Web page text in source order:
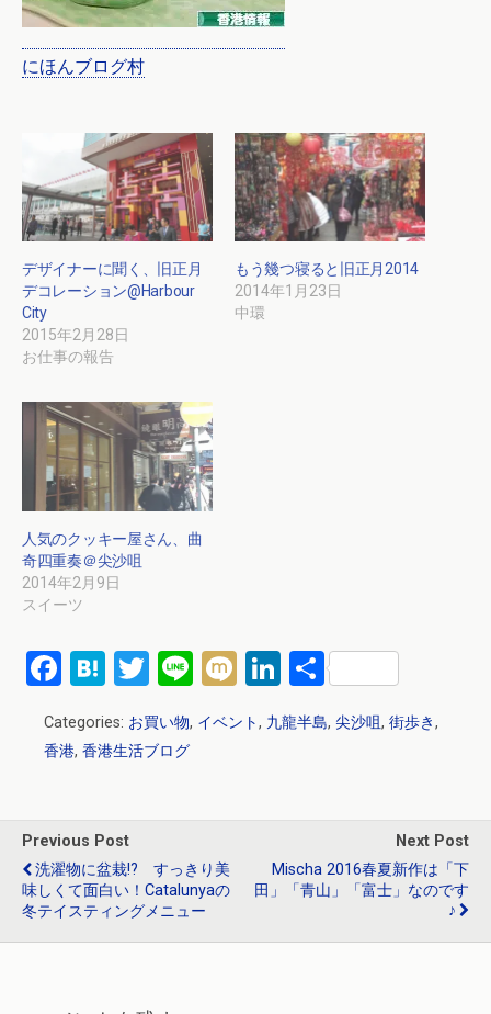
にほんブログ村
デザイナーに聞く、旧正月
デコレーション@Harbour
City
2015年2月28日
お仕事の報告
もう幾つ寝ると旧正月2014
2014年1月23日
中環
人気のクッキー屋さん、曲
奇四重奏＠尖沙咀
2014年2月9日
スイーツ
F
ce
o
o
k
H
e
a
T
wi
tt
Li
e
M Li
n
ke
n
共
有
Categories: お買い物, イベント, 九龍半島, 尖沙咀, 街歩き,
香港, 香港生活ブログ
Previous Post
洗濯物に盆栽!? すっきり美
味しくて面白い！Catalunyaの
冬テイスティングメニュー
Next Post
Mischa 2016春夏新作は「下
田」「青山」「富士」なのです
♪